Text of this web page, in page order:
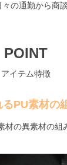
の通勤から商
POINT
アイテム特徴
PU素材の
材の異素材の組